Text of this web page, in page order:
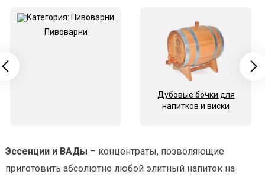
Пивоварни
Дубовые бочки для
напитков и виски
Эссенции и ВАДы – концентраты, позволяющие
приготовить абсолютно любой элитный напиток на